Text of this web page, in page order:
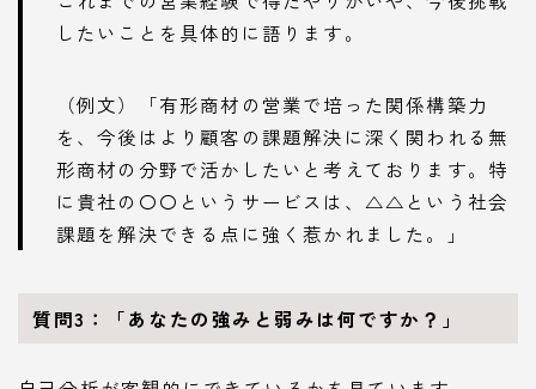
したいことを具体的に語ります。
（例文）「有形商材の営業で培った関係構築力
を、今後はより顧客の課題解決に深く関われる無
形商材の分野で活かしたいと考えております。特
に貴社の〇〇というサービスは、△△という社会
課題を解決できる点に強く惹かれました。」
質問3：「あなたの強みと弱みは何ですか？」